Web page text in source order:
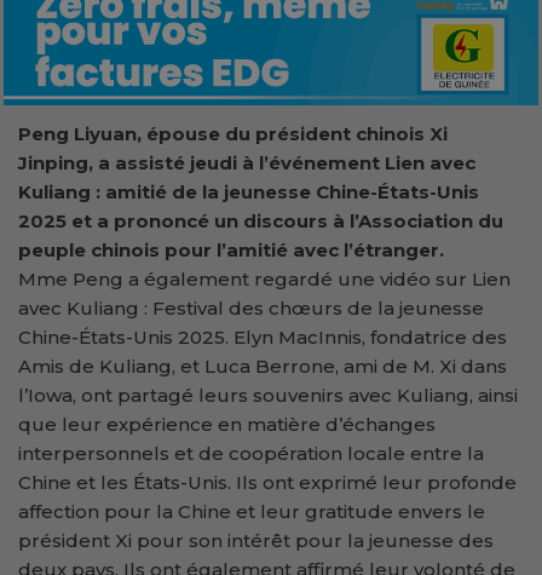
Peng Liyuan, épouse du président chinois Xi
Jinping, a assisté jeudi à l’événement Lien avec
Kuliang : amitié de la jeunesse Chine-États-Unis
2025 et a prononcé un discours à l’Association du
peuple chinois pour l’amitié avec l’étranger.
Mme Peng a également regardé une vidéo sur Lien
avec Kuliang : Festival des chœurs de la jeunesse
Chine-États-Unis 2025. Elyn MacInnis, fondatrice des
Amis de Kuliang, et Luca Berrone, ami de M. Xi dans
l’Iowa, ont partagé leurs souvenirs avec Kuliang, ainsi
que leur expérience en matière d’échanges
interpersonnels et de coopération locale entre la
Chine et les États-Unis. Ils ont exprimé leur profonde
affection pour la Chine et leur gratitude envers le
président Xi pour son intérêt pour la jeunesse des
deux pays. Ils ont également affirmé leur volonté de